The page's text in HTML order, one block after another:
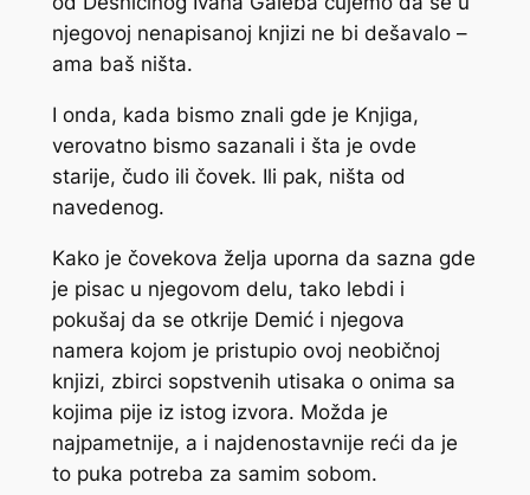
njegovoj nenapisanoj knjizi ne bi dešavalo –
ama baš ništa.
I onda, kada bismo znali gde je Knjiga,
verovatno bismo sazanali i šta je ovde
starije, čudo ili čovek. Ili pak, ništa od
navedenog.
Kako je čovekova želja uporna da sazna gde
je pisac u njegovom delu, tako lebdi i
pokušaj da se otkrije Demić i njegova
namera kojom je pristupio ovoj neobičnoj
knjizi, zbirci sopstvenih utisaka o onima sa
kojima pije iz istog izvora. Možda je
najpametnije, a i najdenostavnije reći da je
to puka potreba za samim sobom.